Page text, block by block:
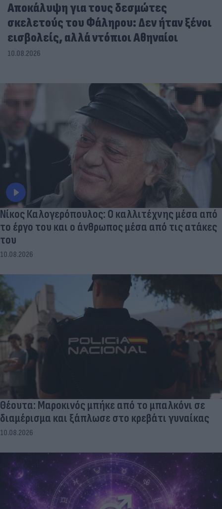
Αποκάλυψη για τους δεσμώτες
σκελετούς του Φάληρου: Δεν ήταν ξένοι
εισβολείς, αλλά ντόπιοι Αθηναίοι
10.08.2026
Νίκος Καλογερόπουλος: Ο καλλιτέχνης μέσα από
το έργο του και ο άνθρωπος μέσα από τις ατάκες
του
10.08.2026
Θέουτα: Μαροκινός μπήκε από το μπαλκόνι σε
διαμέρισμα και ξάπλωσε στο κρεβάτι γυναίκας
10.08.2026